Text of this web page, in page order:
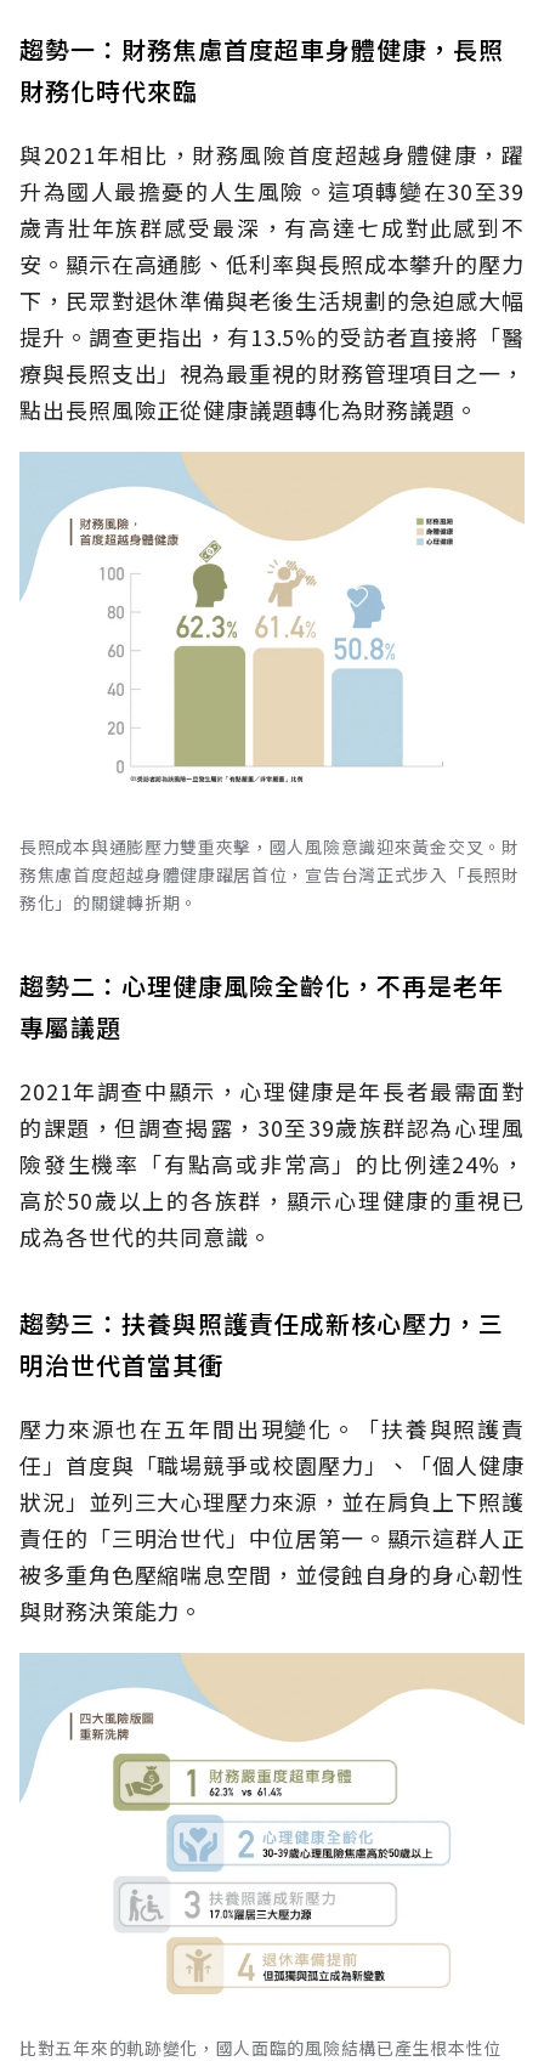
趨勢一：財務焦慮首度超車身體健康，長照
財務化時代來臨
與2021年相比，財務風險首度超越身體健康，躍
升為國人最擔憂的人生風險。這項轉變在30至39
歲青壯年族群感受最深，有高達七成對此感到不
安。顯示在高通膨、低利率與長照成本攀升的壓力
下，民眾對退休準備與老後生活規劃的急迫感大幅
提升。調查更指出，有13.5%的受訪者直接將「醫
療與長照支出」視為最重視的財務管理項目之一，
點出長照風險正從健康議題轉化為財務議題。
長照成本與通膨壓力雙重夾擊，國人風險意識迎來黃金交叉。財
務焦慮首度超越身體健康躍居首位，宣告台灣正式步入「長照財
務化」的關鍵轉折期。
趨勢二：心理健康風險全齡化，不再是老年
專屬議題
2021年調查中顯示，心理健康是年長者最需面對
的課題，但調查揭露，30至39歲族群認為心理風
險發生機率「有點高或非常高」的比例達24%，
高於50歲以上的各族群，顯示心理健康的重視已
成為各世代的共同意識。
趨勢三：扶養與照護責任成新核心壓力，三
明治世代首當其衝
壓力來源也在五年間出現變化。「扶養與照護責
任」首度與「職場競爭或校園壓力」、「個人健康
狀況」並列三大心理壓力來源，並在肩負上下照護
責任的「三明治世代」中位居第一。顯示這群人正
被多重角色壓縮喘息空間，並侵蝕自身的身心韌性
與財務決策能力。
比對五年來的軌跡變化，國人面臨的風險結構已產生根本性位